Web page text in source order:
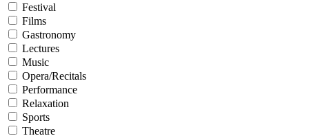
Festival
Films
Gastronomy
Lectures
Music
Opera/Recitals
Performance
Relaxation
Sports
Theatre